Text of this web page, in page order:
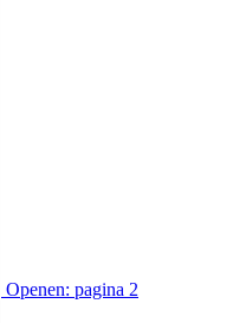
Openen: pagina 2